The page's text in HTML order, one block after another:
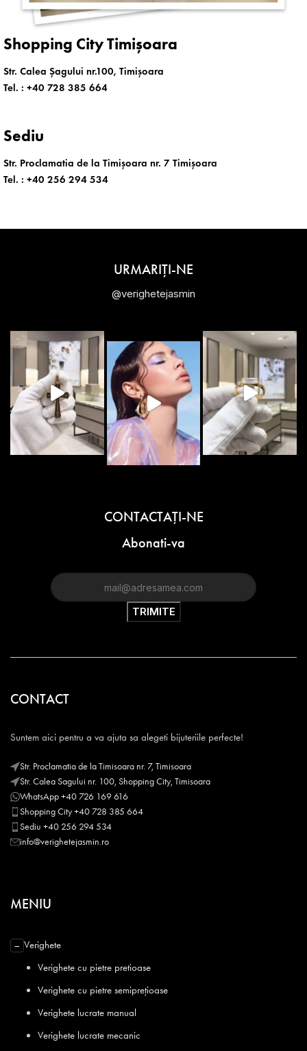
Shopping City Timișoara
Str. Calea Șagului nr.100, Timișoara
Tel. : +40 728 385 664
Sediu
Str. Proclamatia de la Timișoara nr. 7 Timișoara
Tel. : +40 256 294 534
URMARIȚI-NE
@verighetejasmin
CONTACTAŢI-NE
Abonati-va
CONTACT
Suntem aici pentru a va ajuta sa alegeti bijuteriile perfecte!
Str. Proclamatia de la Timisoara nr. 7, Timisoara
Str. Calea Sagului nr. 100, Shopping City, Timisoara
WhatsApp +40 726 169 616
Shopping City +40 728 385 664
Sediu +40 256 294 534
info@verighetejasmin.ro
MENIU
− Verighete
Verighete cu pietre pretioase
Verighete cu pietre semiprețioase
Verighete lucrate manual
Verighete lucrate mecanic